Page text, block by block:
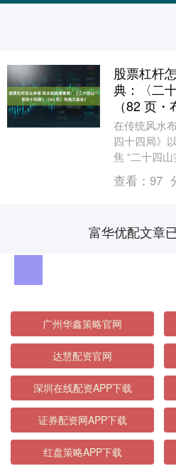
股票杠杆
典：〈二
（82 页・
在传统风水
四十四局》
焦 “二十四
风水领域 “
该....
查看： 97
富华优配文章
广州华鑫策略官网
达慧配资官网
深圳在线配资APP下载
证券配资网APP下载
红盘策略APP下载